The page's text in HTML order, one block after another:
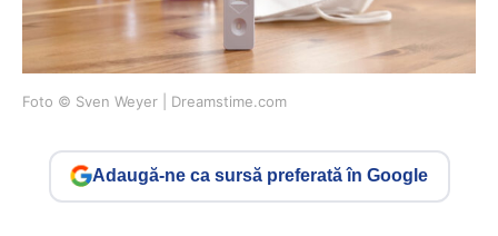
Foto © Sven Weyer | Dreamstime.com
Adaugă-ne ca sursă preferată în Google